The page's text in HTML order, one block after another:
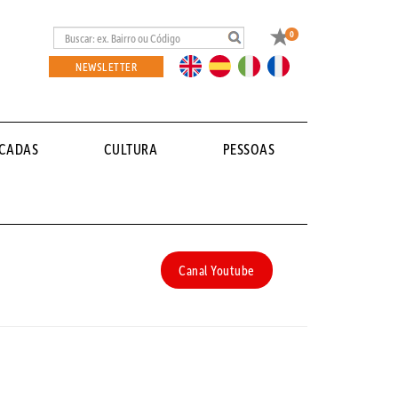
Favoritos
0
NEWSLETTER EN ES IT FR
CULTURA PESSOAS
Canal Youtube